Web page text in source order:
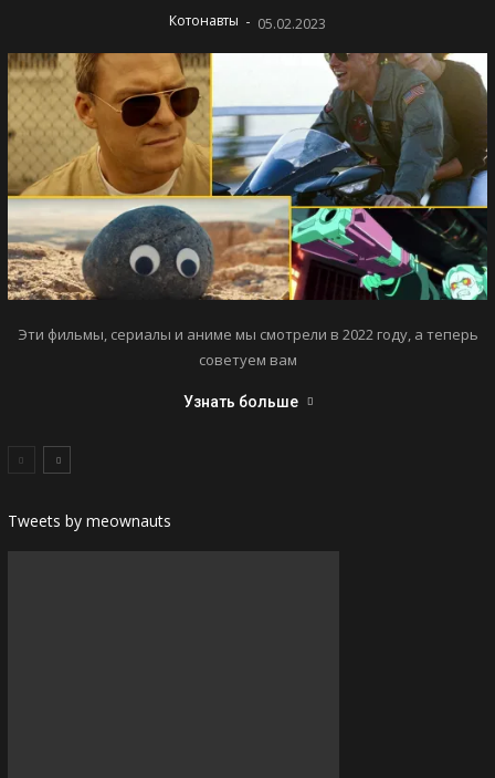
Котонавты - 05.02.2023
Эти фильмы, сериалы и аниме мы смотрели в 2022 году, а теперь
советуем вам
Узнать больше
Tweets by meownauts